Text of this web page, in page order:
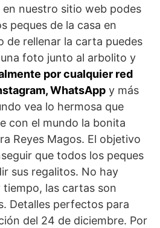
nuestro sitio web podes
peques de la casa en
de rellenar la carta puedes
foto junto al arbolito y
por cualquier red
WhatsApp y más
vea lo hermosa que
con el mundo la bonita
Reyes Magos. El objetivo
que todos los peques
sus regalitos. No hay
tiempo, las cartas son
Detalles perfectos para
del 24 de diciembre. Por